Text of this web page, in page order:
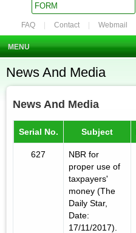
FORM
FAQ Contact Webmail
MENU
News And Media
News And Media
Serial No. Subject
627
NBR for
proper use of
taxpayers'
money (The
Daily Star,
Date:
17/11/2017).